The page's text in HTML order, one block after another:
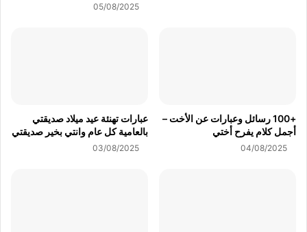
05/08/2025
+100 رسائل وعبارات عن الأخت –
أجمل كلام يفرح أختي
04/08/2025
عبارات تهنئة عيد ميلاد صديقتي
بالعامية كل عام وانتي بخير صديقتي
03/08/2025